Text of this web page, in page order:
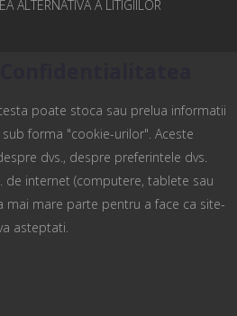
poate stoca sau prelua informatii
forma "cookie-urilor". Aceste
dvs., despre preferintele dvs.
de internet (computere, tablete sau
mai mare parte pentru a face ca site-
asteptati.